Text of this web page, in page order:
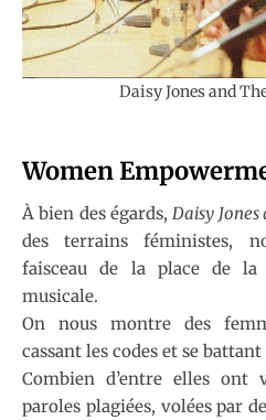
Daisy Jones and
Women
À bien des égards,Daisy Jones
des terrains féministes,
faisceau de la place de la
musicale.
On nous montre des
cassant les codes et se
Combien d’entre elles ont
paroles plagiées, volées par